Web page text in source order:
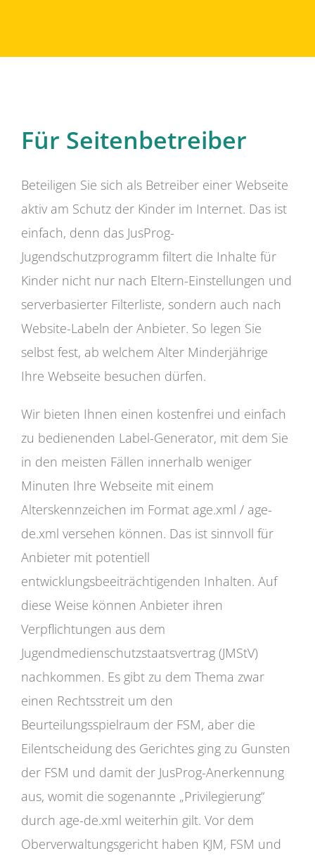
Für Seitenbetreiber
Beteiligen Sie sich als Betreiber einer Webseite
aktiv am Schutz der Kinder im Internet. Das ist
einfach, denn das JusProg-
Jugendschutzprogramm filtert die Inhalte für
Kinder nicht nur nach Eltern-Einstellungen und
serverbasierter Filterliste, sondern auch nach
Website-Labeln der Anbieter. So legen Sie
selbst fest, ab welchem Alter Minderjährige
Ihre Webseite besuchen dürfen.
Wir bieten Ihnen einen kostenfrei und einfach
zu bedienenden Label-Generator, mit dem Sie
in den meisten Fällen innerhalb weniger
Minuten Ihre Webseite mit einem
Alterskennzeichen im Format age.xml / age-
de.xml versehen können. Das ist sinnvoll für
Anbieter mit potentiell
entwicklungsbeeiträchtigenden Inhalten. Auf
diese Weise können Anbieter ihren
Verpflichtungen aus dem
Jugendmedienschutzstaatsvertrag (JMStV)
nachkommen. Es gibt zu dem Thema zwar
einen Rechtsstreit um den
Beurteilungsspielraum der FSM, aber die
Eilentscheidung des Gerichtes ging zu Gunsten
der FSM und damit der JusProg-Anerkennung
aus, womit die sogenannte „Privilegierung“
durch age-de.xml weiterhin gilt. Vor dem
Oberverwaltungsgericht haben KJM, FSM und